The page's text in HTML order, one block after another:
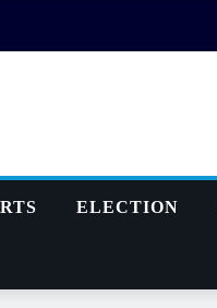
ELECTION